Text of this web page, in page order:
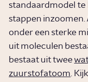
standaardmodel te
stappen inzoomen.
onder een sterke
uit moleculen
bestaat uit twee
zuurstofatoom .